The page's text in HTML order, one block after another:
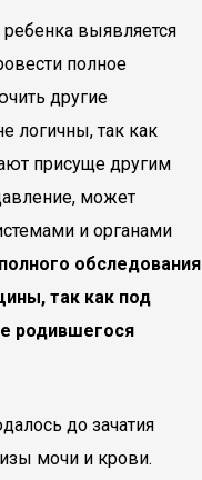
выявляется
полное
другие
логичны, так как
присуще другим
может
и органами
обследования
так как под
родившегося
до зачатия
мочи и крови.